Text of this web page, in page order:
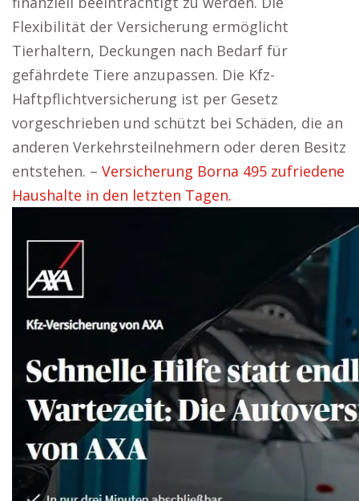
Flexibilität der Versicherung ermöglicht
Tierhaltern, Deckungen nach Bedarf für
gefährdete Tiere anzupassen. Die Kfz-
Haftpflichtversicherung ist per Gesetz
vorgeschrieben und schützt bei Schäden, die an
anderen Verkehrsteilnehmern oder deren Besitz
entstehen. – Versicherung Borna 495 zufriedene
Haushalte in den letzten Tagen.